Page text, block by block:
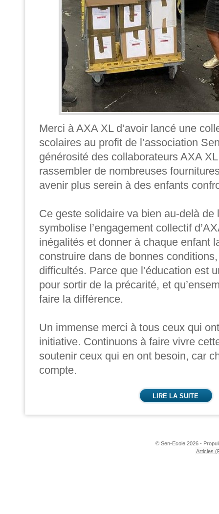
Merci à AXA XL d’avoir lancé une
scolaires au profit de l’association
générosité des collaborateurs AXA
rassembler de nombreuses
avenir plus serein à des enfants
Ce geste solidaire va bien au-delà
symbolise l’engagement collectif
inégalités et donner à chaque enfant
construire dans de bonnes
difficultés. Parce que l’éducation est
pour sortir de la précarité, et
faire la différence.
Un immense merci à tous ceux qui
initiative. Continuons à faire vivre
soutenir ceux qui en ont besoin, car
compte.
LIRE LA SUITE
© Sen-Ecole 2026 -
Articles